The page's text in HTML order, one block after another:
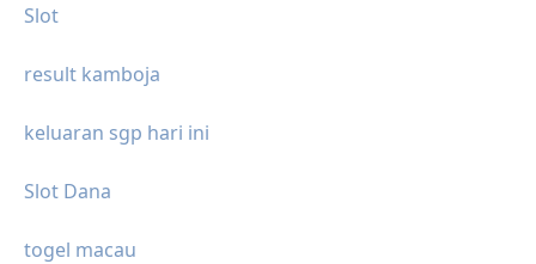
Slot
result kamboja
keluaran sgp hari ini
Slot Dana
togel macau